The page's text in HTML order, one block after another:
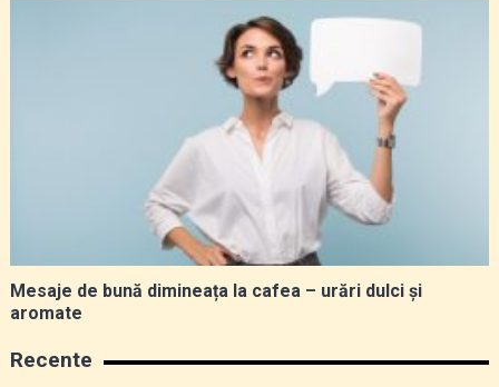
Mesaje de bună dimineața la cafea – urări dulci și
aromate
Recente